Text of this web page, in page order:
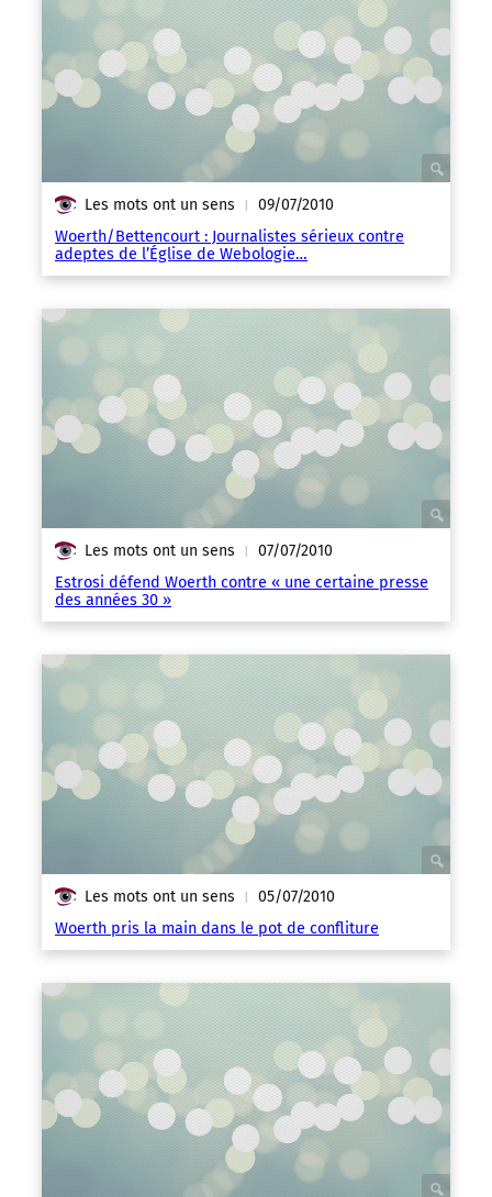
Les mots ont un sens | 09/07/2010
Woerth/Bettencourt : Journalistes sérieux contre
adeptes de l’Église de Webologie…
Les mots ont un sens | 07/07/2010
Estrosi défend Woerth contre « une certaine presse
des années 30 »
Les mots ont un sens | 05/07/2010
Woerth pris la main dans le pot de confliture